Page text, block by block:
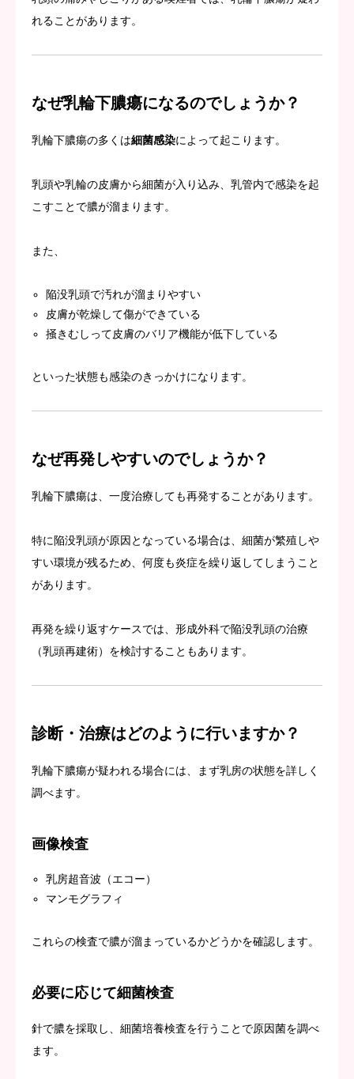
れることがあります。
なぜ乳輪下膿瘍になるのでしょうか？
乳輪下膿瘍の多くは細菌感染によって起こります。
乳頭や乳輪の皮膚から細菌が入り込み、乳管内で感染を起
こすことで膿が溜まります。
また、
陥没乳頭で汚れが溜まりやすい
皮膚が乾燥して傷ができている
掻きむしって皮膚のバリア機能が低下している
といった状態も感染のきっかけになります。
なぜ再発しやすいのでしょうか？
乳輪下膿瘍は、一度治療しても再発することがあります。
特に陥没乳頭が原因となっている場合は、細菌が繁殖しや
すい環境が残るため、何度も炎症を繰り返してしまうこと
があります。
再発を繰り返すケースでは、形成外科で陥没乳頭の治療
（乳頭再建術）を検討することもあります。
診断・治療はどのように行いますか？
乳輪下膿瘍が疑われる場合には、まず乳房の状態を詳しく
調べます。
画像検査
乳房超音波（エコー）
マンモグラフィ
これらの検査で膿が溜まっているかどうかを確認します。
必要に応じて細菌検査
針で膿を採取し、細菌培養検査を行うことで原因菌を調べ
ます。